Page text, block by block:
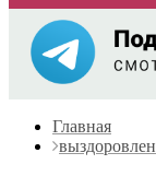
Главная